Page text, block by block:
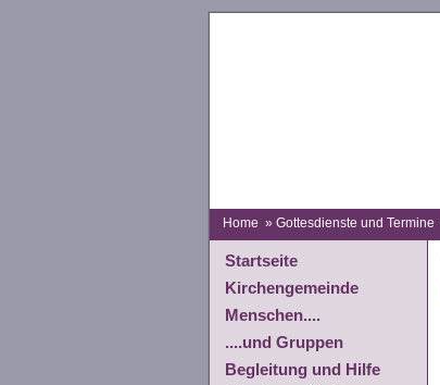
Home » Gottesdienste und Termine
Startseite
Kirchengemeinde
Menschen....
....und Gruppen
Begleitung und Hilfe